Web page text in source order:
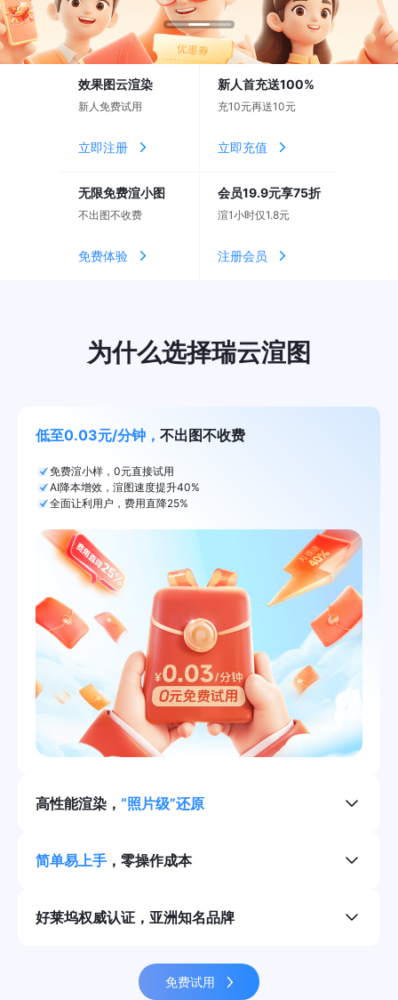
效果图云渲染
新人免费试用
立即注册
新人首充送100%
充10元再送10元
立即充值
无限免费渲小图
不出图不收费
免费体验
会员19.9元享75折
渲1小时仅1.8元
注册会员
为什么选择瑞云渲图
低至0.03元/分钟， 不出图不收费
免费渲小样，0元直接试用
AI降本增效，渲图速度提升40%
全面让利用户，费用直降25%
高性能渲染， “照片级”还原
简单易上手 ，零操作成本
好莱坞权威认证，亚洲知名品牌
免费试用